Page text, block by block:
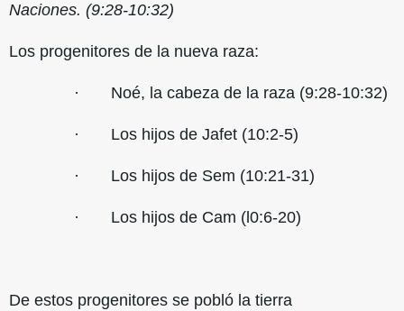
Naciones. (9:28-10:32)
Los progenitores de la nueva raza:
· Noé, la cabeza de la raza (9:28-10:32)
· Los hijos de Jafet (10:2-5)
· Los hijos de Sem (10:21-31)
· Los hijos de Cam (l0:6-20)
De estos progenitores se pobló la tierra